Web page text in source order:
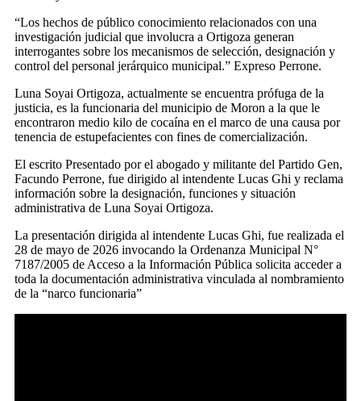
“Los hechos de público conocimiento relacionados con una
investigación judicial que involucra a Ortigoza generan
interrogantes sobre los mecanismos de selección, designación y
control del personal jerárquico municipal.” Expreso Perrone.
Luna Soyai Ortigoza, actualmente se encuentra prófuga de la
justicia, es la funcionaria del municipio de Moron a la que le
encontraron medio kilo de cocaína en el marco de una causa por
tenencia de estupefacientes con fines de comercialización.
El escrito Presentado por el abogado y militante del Partido Gen,
Facundo Perrone, fue dirigido al intendente Lucas Ghi y reclama
información sobre la designación, funciones y situación
administrativa de Luna Soyai Ortigoza.
La presentación dirigida al intendente Lucas Ghi, fue realizada el
28 de mayo de 2026 invocando la Ordenanza Municipal N°
7187/2005 de Acceso a la Información Pública solicita acceder a
toda la documentación administrativa vinculada al nombramiento
de la “narco funcionaria”